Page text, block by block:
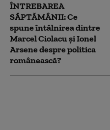
ÎNTREBAREA
SĂPTĂMÂNII: Ce
spune întâlnirea dintre
Marcel Ciolacu și Ionel
Arsene despre politica
românească?